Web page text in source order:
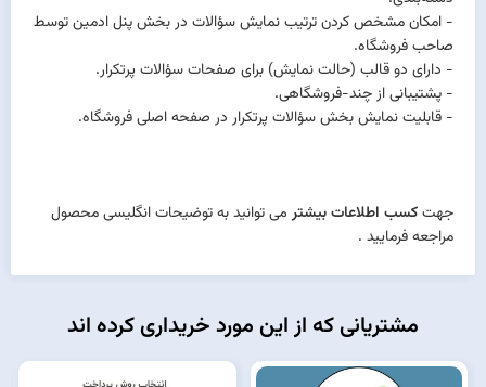
- امکان مشخص کردن ترتیب نمایش سؤالات در بخش پنل ادمین توسط
صاحب فروشگاه.
- دارای دو قالب (حالت نمایش) برای صفحات سؤالات پرتکرار.
- پشتیبانی از چند-فروشگاهی.
- قابلیت نمایش بخش سؤالات پرتکرار در صفحه اصلی فروشگاه.
جهتکسب اطلاعات بیشتر می توانید بهتوضیحات انگلیسیمحصول
مراجعه فرمایید .
مشتریانی که از این مورد خریداری کرده اند